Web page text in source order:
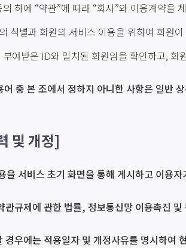
하에 “약관”에 따라 “회사”와 이용계약을
식별과 회원의 서비스 이용을 위하여 회원
여받은 ID와 일치된 회원임을 확인하고,
중 본 조에서 정하지 아니한 사항은 일반
및 개정]
을 서비스 초기 화면을 통해 게시하고 이용
관규제에 관한 법률, 정보통신망 이용촉진
경우에는 적용일자 및 개정사유를 명시하여